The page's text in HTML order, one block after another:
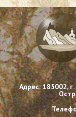
Адрес: 185002,